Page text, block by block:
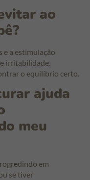
ao
e a estimulação
e irritabilidade.
o equilíbrio certo.
ajuda
meu
em
se tiver